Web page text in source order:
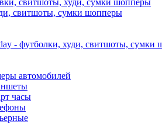
свитшоты, худи, сумки шопперы
свитшоты, сумки шопперы
- футболки, худи, свитшоты, сумки
автомобилей
часы